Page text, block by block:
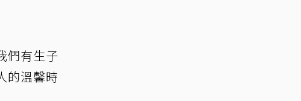
們有生子
的溫馨時